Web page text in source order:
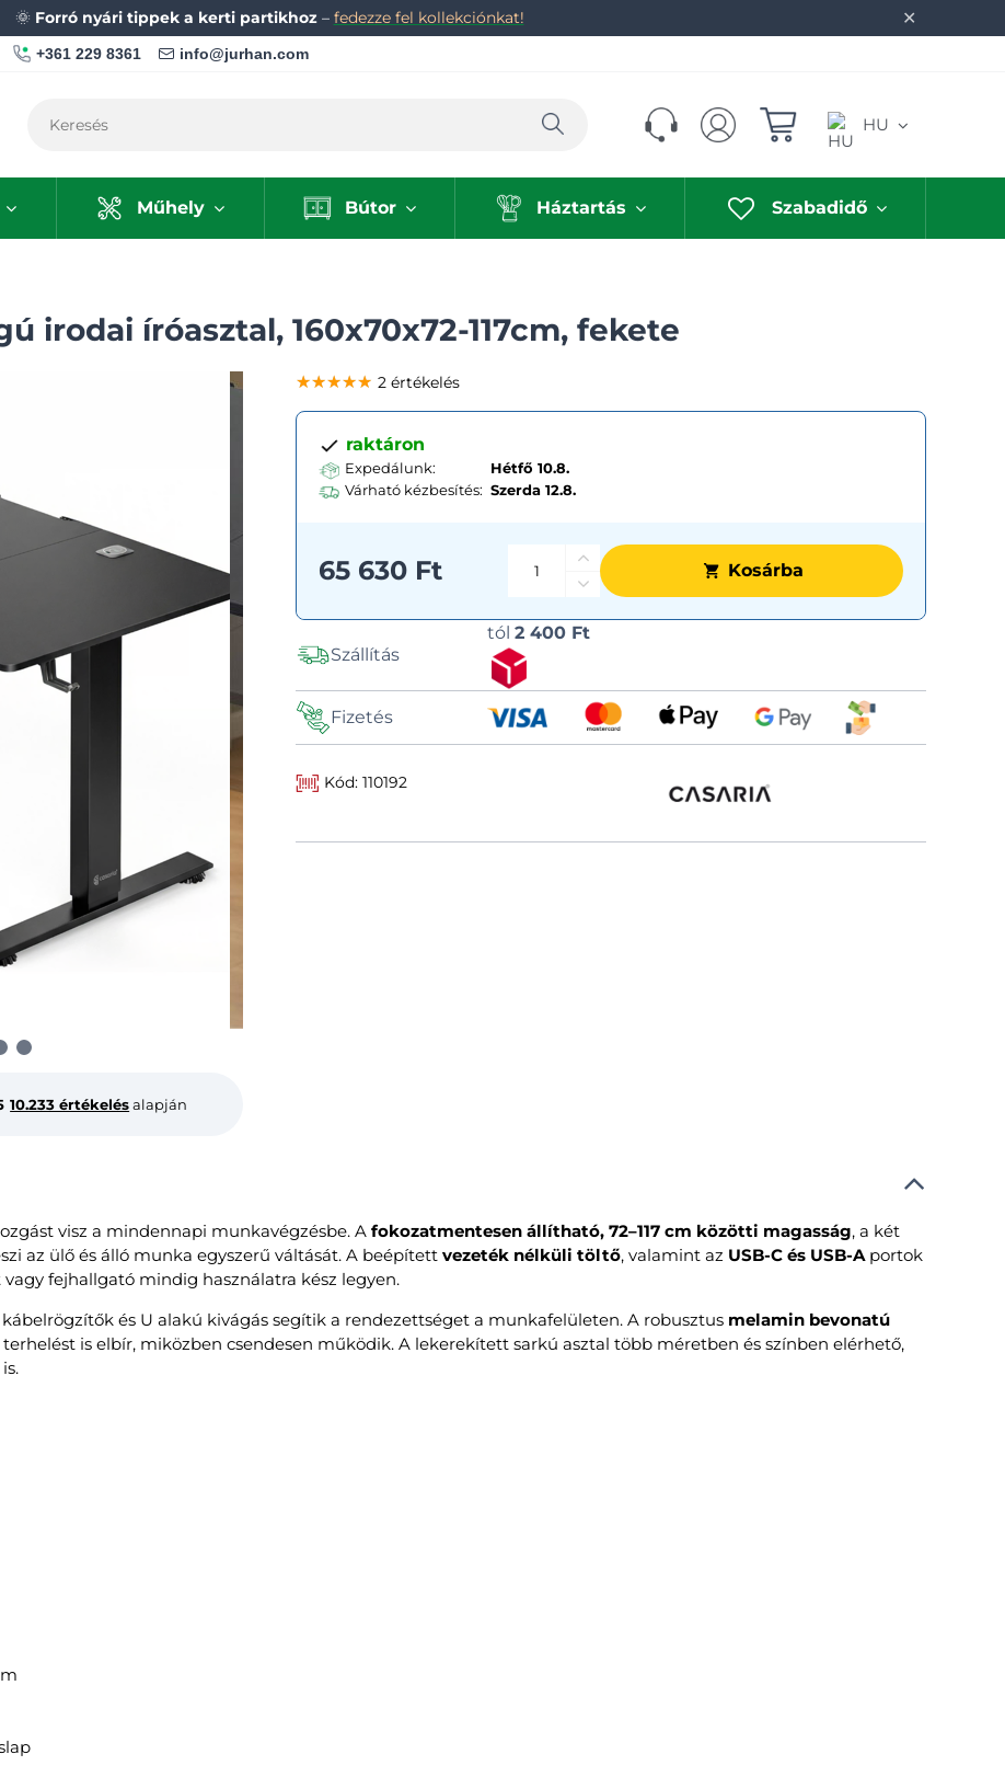
✕
🌞 Forró nyári tippek a kerti partikhoz– fedezze fel kollekciónkat!
+361 229 8361 info@jurhan.com
Keresés HU
Műhely Bútor Háztartás Szabadidő
irodai íróasztal, 160x70x72-117cm, fekete
10.233 értékelésalapján
★★★★★
★★★★★
★★★★★ 2 értékelés
raktáron
Expedálunk:
Hétfő 10.8.
Várható kézbesítés: Szerda 12.8.
65 630 Ft Kosárba
Szállítás
tól2 400 Ft
Fizetés
Kód: 110192
visz a mindennapi munkavégzésbe. A fokozatmentesen állítható, 72–117 cm közötti magasság, a két
az ülő és álló munka egyszerű váltását. A beépített vezeték nélküli töltő, valamint az USB-C és USB-A portok
fejhallgató mindig használatra kész legyen.
és U alakú kivágás segítik a rendezettséget a munkafelületen. A robusztus melamin bevonatú
terhelést is elbír, miközben csendesen működik. A lekerekített sarkú asztal több méretben és színben elérhető,